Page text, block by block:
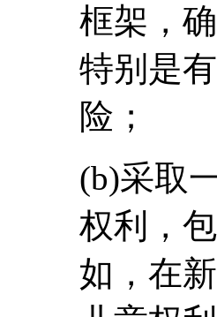
框架，
特别是
险；
(b)采取
权利，
如，在